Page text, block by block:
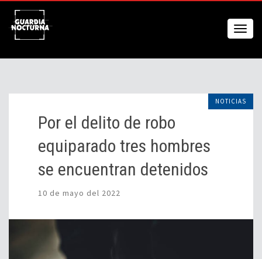
NOTICIAS
Por el delito de robo
equiparado tres hombres
se encuentran detenidos
10 de mayo del 2022